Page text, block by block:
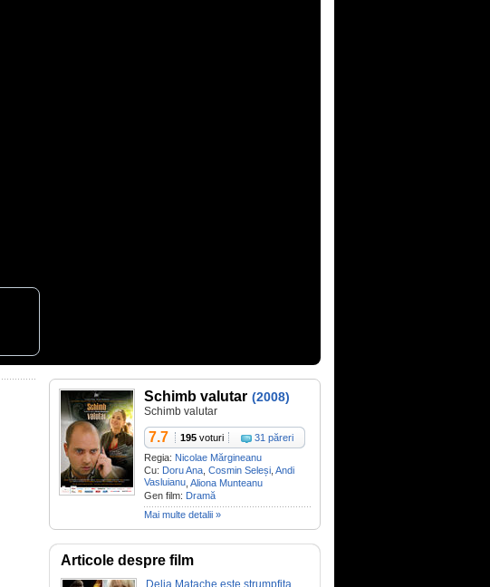
Schimb valutar (2008)
Schimb valutar
7.7 195 voturi
31 păreri
Regia: Nicolae Mărgineanu
Cu: Doru Ana Cosmin Seleși Andi
Vasluianu Aliona Munteanu
Gen film: Dramă
Mai multe detalii »
Articole despre film
Delia Matache este ştrumpfiţa